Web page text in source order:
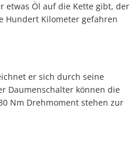
etwas Öl auf die Kette gibt, der
Hundert Kilometer gefahren
er sich durch seine
Daumenschalter können die
Nm Drehmoment stehen zur